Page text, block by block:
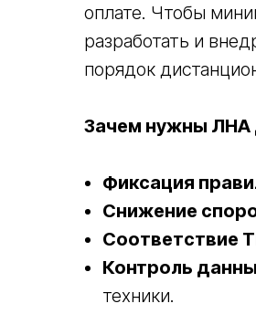
оплате. Чтобы
разработать и
порядок
Зачем нужны ЛНА
Фиксация
Снижение
Соответствие
Контроль
техники.